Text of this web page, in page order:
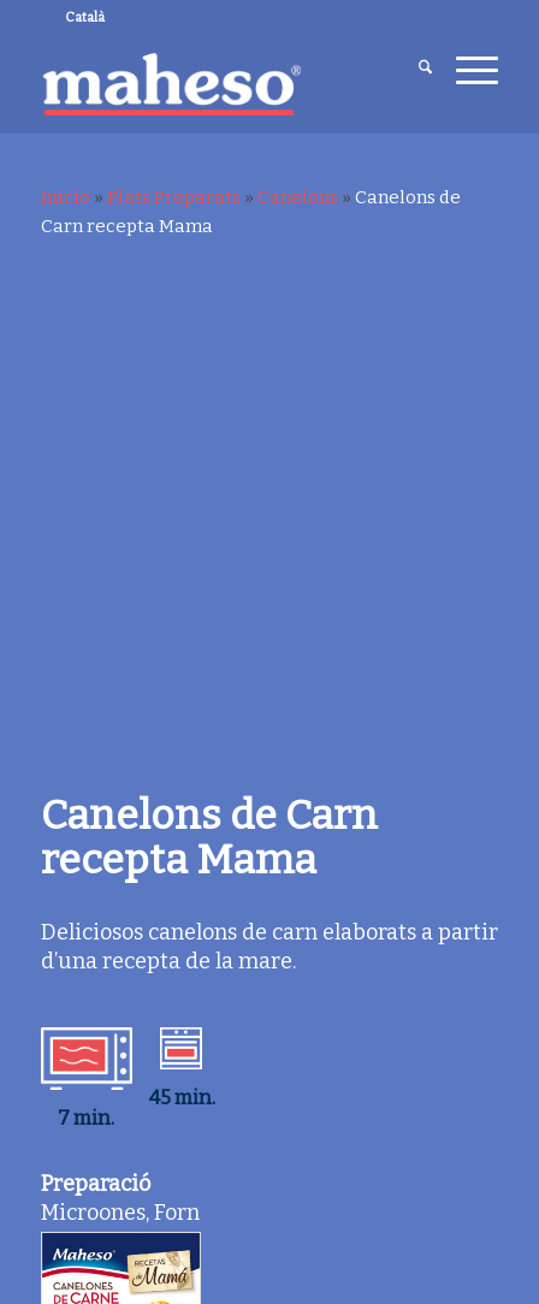
Català
Inicio » Plats Preparats » Canelons » Canelons de
Carn recepta Mama
Canelons de Carn
recepta Mama
Deliciosos canelons de carn elaborats a partir
d’una recepta de la mare.
7 min.
45 min.
Preparació
Microones, Forn